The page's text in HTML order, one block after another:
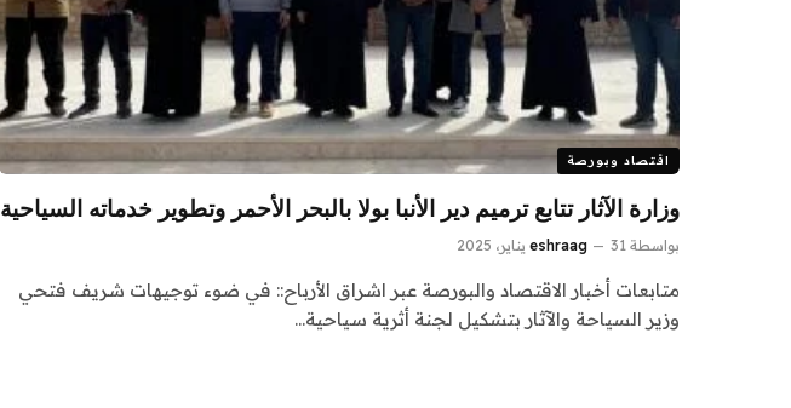
اقتصاد وبورصة
وزارة الآثار تتابع ترميم دير الأنبا بولا بالبحر الأحمر وتطوير خدماته السياحية
بواسطة eshraag 31 يناير، 2025
متابعات أخبار الاقتصاد والبورصة عبر اشراق الأرباح:: في ضوء توجيهات شريف فتحي
وزير السياحة والآثار بتشكيل لجنة أثرية سياحية…